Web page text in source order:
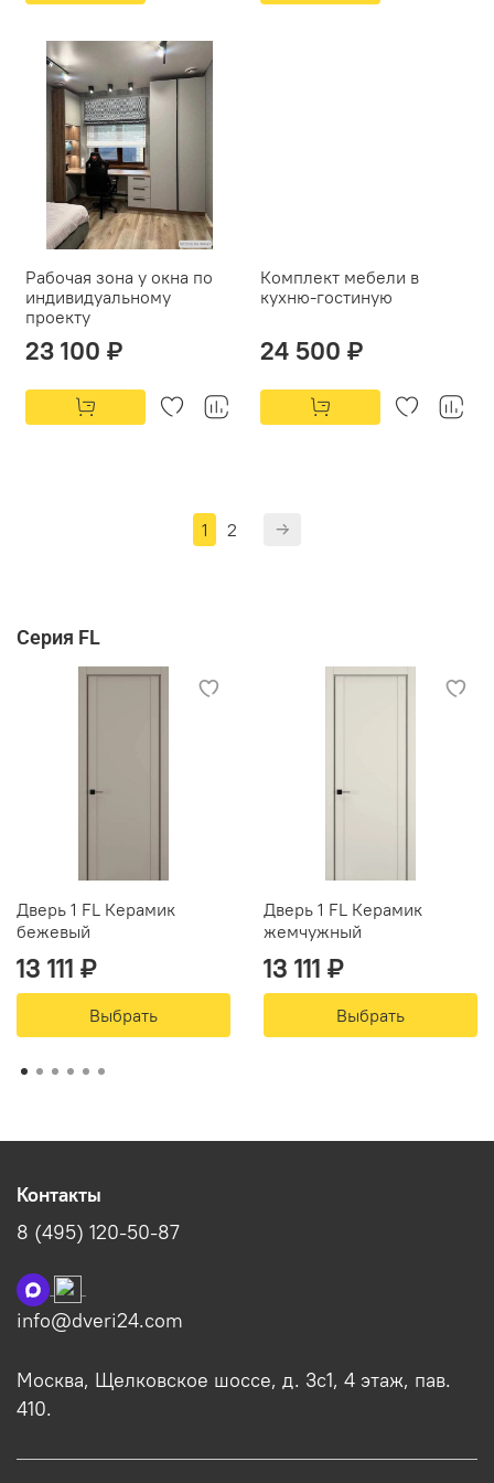
Рабочая зона у окна по
индивидуальному
проекту
23 100 ₽
Комплект мебели в
кухню-гостиную
24 500 ₽
1 2
Серия FL
Дверь 1 FL Керамик
бежевый
13 111 ₽
Выбрать
Дверь 1 FL Керамик
жемчужный
13 111 ₽
Выбрать
Контакты
8 (495) 120-50-87
info@dveri24.com
Москва, Щелковское шоссе, д. 3с1, 4 этаж, пав.
410.